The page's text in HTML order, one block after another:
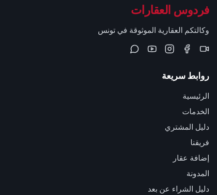
فردوس العقارات
وكالتكم العقارية الموثوقة في تونس
روابط سريعة
الرئيسية
الخدمات
دليل المشتري
فريقنا
إضافة عقار
المدونة
دليل الشراء عن بعد